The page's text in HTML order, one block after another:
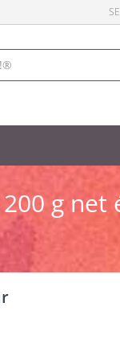
g net